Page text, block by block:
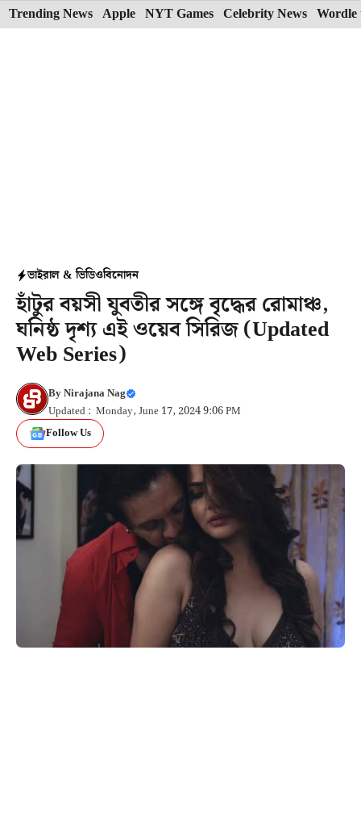
Skip
to
Trending News Apple NYT Games Celebrity News Wordle
ভাইরাল & ভিডিওবিনোদন
হাঁটুর বয়সী যুবতীর সঙ্গে বৃদ্ধের রোমাঞ্চ,
ঘনিষ্ঠ দৃশ্য এই ওয়েব সিরিজ (Updated
Web Series)
ByNirajana Nag
Updated : Monday, June 17, 2024 9:06 PM
Follow Us